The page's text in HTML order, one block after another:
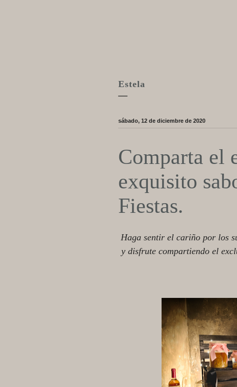
Estela
—
sábado, 12 de diciembre de 2020
Comparta el
exquisito
Fiestas.
Haga sentir el cariño por los
y disfrute compartiendo el